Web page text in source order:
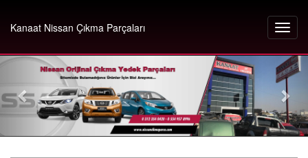
Kanaat Nissan Çıkma Parçaları